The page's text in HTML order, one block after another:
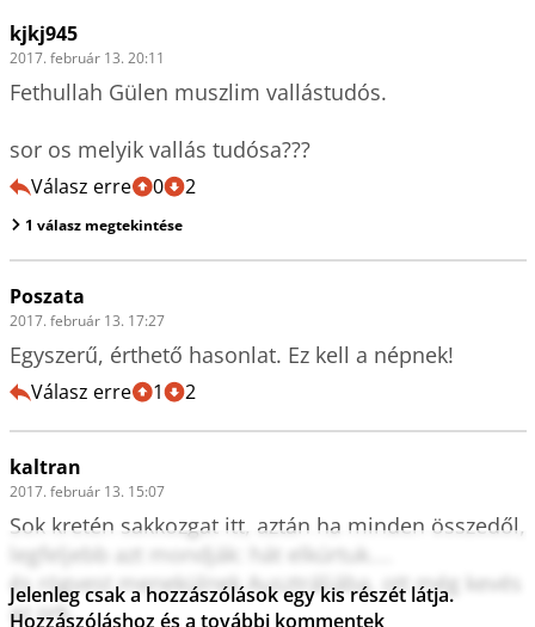
kjkj945
2017. február 13. 20:11
Fethullah Gülen muszlim vallástudós.
sor os melyik vallás tudósa???
Válasz erre 0 2
1 válasz megtekintése
Poszata
2017. február 13. 17:27
Egyszerű, érthető hasonlat. Ez kell a népnek!
Válasz erre 1 2
kaltran
2017. február 13. 15:07
Sok kretén sakkozgat itt, aztán ha minden összedől,
legfeljebb azt mondják: hát elkúrtuk....
és rögvest menekülnek Ausztráliába, ott még kevés
az ork.
Jelenleg csak a hozzászólások egy kis részét látja.
Hozzászóláshoz és a további kommentek